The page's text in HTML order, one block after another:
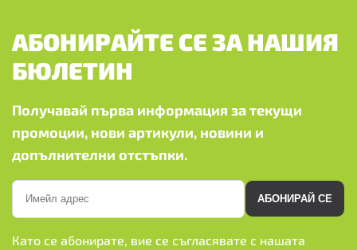
АБОНИРАЙТЕ СЕ ЗА НАШИЯ
БЮЛЕТИН
Получавай първа информация за текущи
промоции, нови артикули, новини и
допълнителни отстъпки.
АБОНИРАЙ СЕ
Като се абонирате, вие се съгласявате с нашата